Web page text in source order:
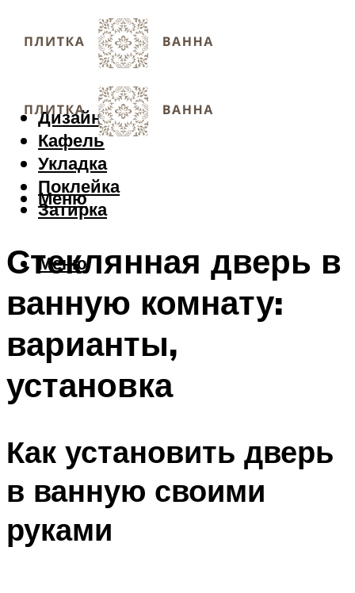
Дизайн
Кафель
Укладка
Поклейка
Затирка
Меню
Меню
Стеклянная дверь в
ванную комнату:
варианты,
установка
Как установить дверь
в ванную своими
руками